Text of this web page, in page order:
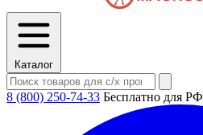
Каталог
8 (800) 250-74-33 Бесплатно для РФ